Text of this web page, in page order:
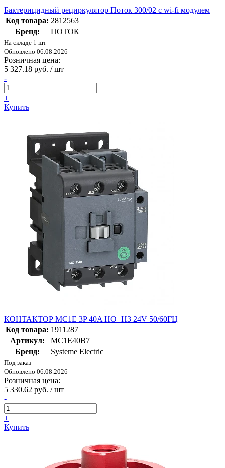
Бактерицидный рециркулятор Поток 300/02 c wi-fi модулем
Код товара: 2812563
Бренд:
ПОТОК
На складе 1 шт
Обновлено 06.08.2026
Розничная цена:
5 327.18 руб. / шт
-
+
Купить
КОНТАКТОР MC1E 3P 40A НО+НЗ 24V 50/60ГЦ
Код товара: 1911287
Артикул:
MC1E40B7
Бренд:
Systeme Electric
Под заказ
Обновлено 06.08.2026
Розничная цена:
5 330.62 руб. / шт
-
+
Купить